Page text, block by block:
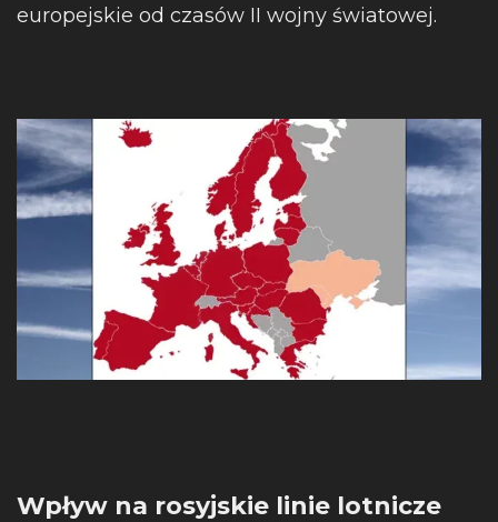
europejskie od czasów II wojny światowej.
Wpływ na rosyjskie linie lotnicze